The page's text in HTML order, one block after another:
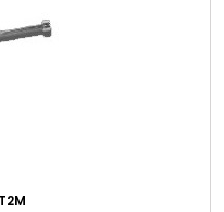
T2M